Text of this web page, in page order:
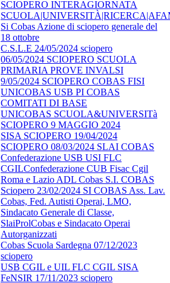
SCIOPERO INTERAGIORNATA
Si Cobas Azione di sciopero generale del
18 ottobre
C.S.L.E 24/05/2024 sciopero
06/05/2024 SCIOPERO SCUOLA
PRIMARIA PROVE INVALSI
9/05/2024 SCIOPERO COBAS FISI
UNICOBAS USB PI COBAS
COMITATI DI BASE
UNICOBAS SCUOLA&UNIVERSITà
SCIOPERO 9 MAGGIO 2024
SISA SCIOPERO 19/04/2024
SCIOPERO 08/03/2024 SLAI COBAS
Confederazione USB USI FLC
CGILConfederazione CUB Fisac Cgil
Roma e Lazio ADL Cobas S.I. COBAS
Sciopero 23/02/2024 SI COBAS Ass. Lav.
Cobas, Fed. Autisti Operai, LMO,
Sindacato Generale di Classe,
SlaiProlCobas e Sindacato Operai
Autorganizzati
Cobas Scuola Sardegna 07/12/2023
sciopero
USB CGIL e UIL FLC CGIL SISA
FeNSIR 17/11/2023 sciopero